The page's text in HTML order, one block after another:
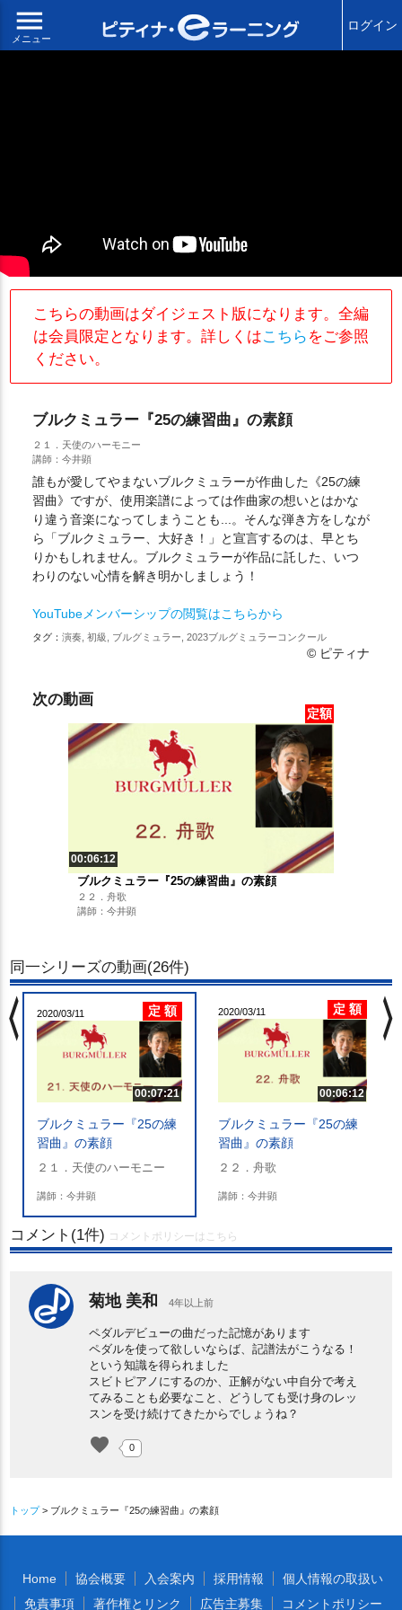
menu
メニュー
ログイン
こちらの動画はダイジェスト版になります。全編
は会員限定となります。詳しくはこちら をご参照
ください。
ブルクミュラー『25の練習曲』の素顔
２１．天使のハーモニー
講師：今井顕
誰もが愛してやまないブルクミュラーが作曲した《25の練
習曲》ですが、使用楽譜によっては作曲家の想いとはかな
り違う音楽になってしまうことも...。そんな弾き方をしなが
ら「ブルクミュラー、大好き！」と宣言するのは、早とち
りかもしれません。ブルクミュラーが作品に託した、いつ
わりのない心情を解き明かしましょう！
YouTubeメンバーシップの閲覧はこちらから
タグ： 演奏, 初級, ブルグミュラー, 2023ブルグミュラーコンクール
© ピティナ
次の動画
定額
00:06:12
ブルクミュラー『25の練習曲』の素顔
２２．舟歌
講師：今井顕
同一シリーズの動画(26件)
2020/03/11 定 額
00:07:21
ブルクミュラー『25の練
習曲』の素顔
２１．天使のハーモニー
講師：今井顕
2020/03/11 定 額
00:06:12
ブルクミュラー『25の練
習曲』の素顔
２２．舟歌
講師：今井顕
chevron_left chevron_right
コメント(1件) コメントポリシーはこちら
菊地 美和 4年以上前
ペダルデビューの曲だった記憶があります
ペダルを使って欲しいならば、記譜法がこうなる！
という知識を得られました
スビトピアノにするのか、正解がない中自分で考え
てみることも必要なこと、どうしても受け身のレッ
スンを受け続けてきたからでしょうね？
favorite 0
トップ> ブルクミュラー『25の練習曲』の素顔
Home 協会概要 入会案内 採用情報
個人情報の取扱い
免責事項
著作権とリンク 広告主募集 コメントポリシー